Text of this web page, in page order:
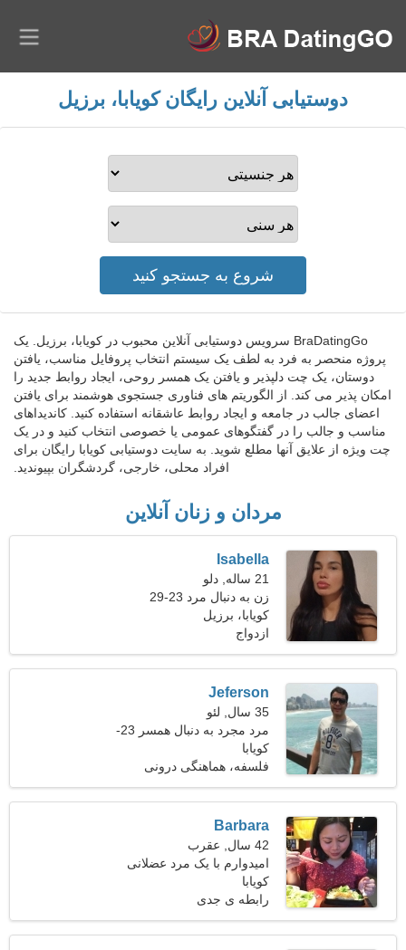
دوستیابی آنلاین رایگان کویابا، برزیل
BraDatingGo سرویس دوستیابی آنلاین محبوب در کویابا، برزیل. یک
پروژه منحصر به فرد به لطف یک سیستم انتخاب پروفایل مناسب، یافتن
دوستان، یک چت دلپذیر و یافتن یک همسر روحی، ایجاد روابط جدید را
امکان پذیر می کند. از الگوریتم های فناوری جستجوی هوشمند برای یافتن
اعضای جالب در جامعه و ایجاد روابط عاشقانه استفاده کنید. کاندیداهای
مناسب و جالب را در گفتگوهای عمومی یا خصوصی انتخاب کنید و در یک
چت ویژه از علایق آنها مطلع شوید. به سایت دوستیابی کویابا رایگان برای
افراد محلی، خارجی، گردشگران بپیوندید.
مردان و زنان آنلاین
Isabella
21 ساله, دلو
زن به دنبال مرد 23-29
کویابا، برزیل
ازدواج
Jeferson
35 سال, لئو
مرد مجرد به دنبال همسر 23-
31
کویابا
فلسفه، هماهنگی درونی
Barbara
42 سال, عقرب
امیدوارم با یک مرد عضلانی
قرار بگذارم
کویابا
رابطه ی جدی